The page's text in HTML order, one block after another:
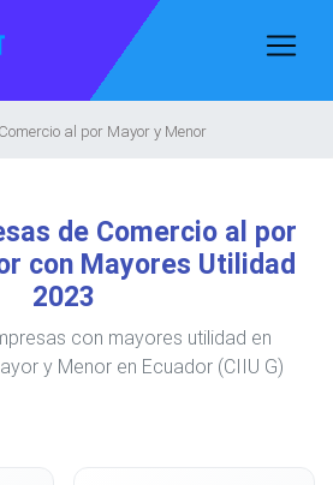
Comercio al por Mayor y Menor
de Comercio al por
con Mayores Utilidad
2023
con mayores utilidad en
y Menor en Ecuador (CIIU G)